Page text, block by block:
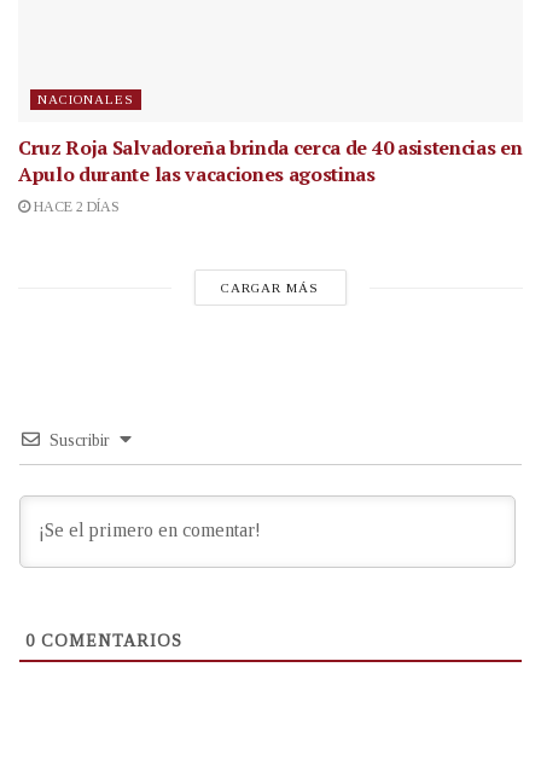
NACIONALES
Cruz Roja Salvadoreña brinda cerca de 40 asistencias en
Apulo durante las vacaciones agostinas
HACE 2 DÍAS
CARGAR MÁS
Suscribir
0 COMENTARIOS